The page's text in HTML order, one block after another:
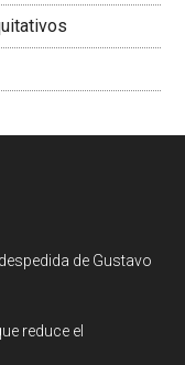
de Gustavo
reduce el